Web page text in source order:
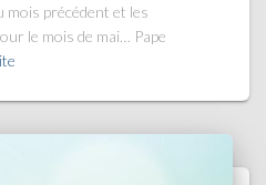
mois précédent et les
le mois de mai… Pape